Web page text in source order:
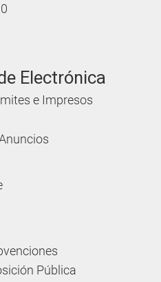
Electrónica
e Impresos
Pública